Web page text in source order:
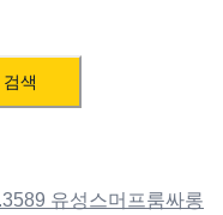
유성스머프룸싸롱